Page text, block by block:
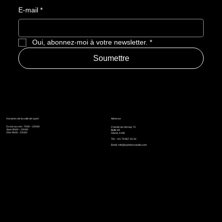
E-mail *
Oui, abonnez-moi à votre newsletter. *
Soumettre
Adresse
Chemin du Vernay 72
Boîte 49
Gland, 1196
Tél. : +41 79 867 33 33
Email :info@spinboxstudio.com
Horaires de la salle de sport
Du lun au ven : 7h00 – 22h00
Sam: 8h00 – 22h00
Dim: 9h00 - 21h00